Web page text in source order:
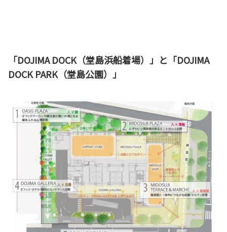
「DOJIMA DOCK（堂島浜船着場）」と「DOJIMA
DOCK PARK（堂島公園）」